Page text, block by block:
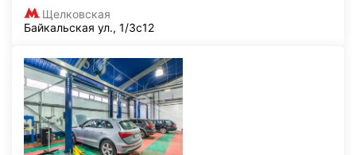
Щелковская
Байкальская ул., 1/3с12